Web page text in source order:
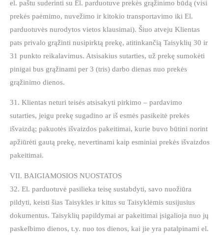
el. paštu suderinti su El. parduotuve prekės grąžinimo būdą (visi
prekės paėmimo, nuvežimo ir kitokio transportavimo iki El.
parduotuvės nurodytos vietos klausimai). Šiuo atveju Klientas
pats privalo grąžinti nusipirktą prekę, atitinkančią Taisyklių 30 ir
31 punkto reikalavimus. Atsisakius sutarties, už prekę sumokėti
pinigai bus grąžinami per 3 (tris) darbo dienas nuo prekės
grąžinimo dienos.
31. Klientas neturi teisės atsisakyti pirkimo – pardavimo
sutarties, jeigu prekę sugadino ar iš esmės pasikeitė prekės
išvaizdą; pakuotės išvaizdos pakeitimai, kurie buvo būtini norint
apžiūrėti gautą prekę, nevertinami kaip esminiai prekės išvaizdos
pakeitimai.
VII. BAIGIAMOSIOS NUOSTATOS
32. El. parduotuvė pasilieka teisę sustabdyti, savo nuožiūra
pildyti, keisti šias Taisykles ir kitus su Taisyklėmis susijusius
dokumentus. Taisyklių papildymai ar pakeitimai įsigalioja nuo jų
paskelbimo dienos, t.y. nuo tos dienos, kai jie yra patalpinami el.